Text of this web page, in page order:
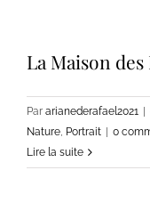
La Maison
Par arianederafael2021
Nature, Portrait
0
Lire la suite